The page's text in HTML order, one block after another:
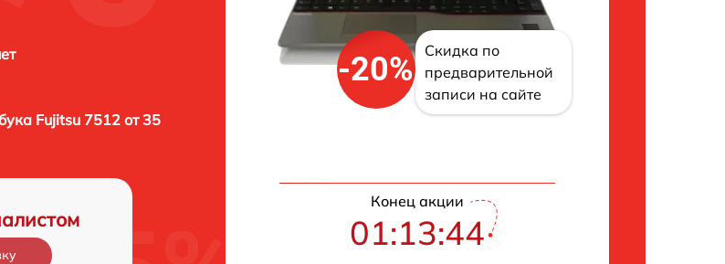
Fujitsu 7512 от 35
-20%
Скидка по
предварительной
записи на сайте
Конец акции
01:13:43